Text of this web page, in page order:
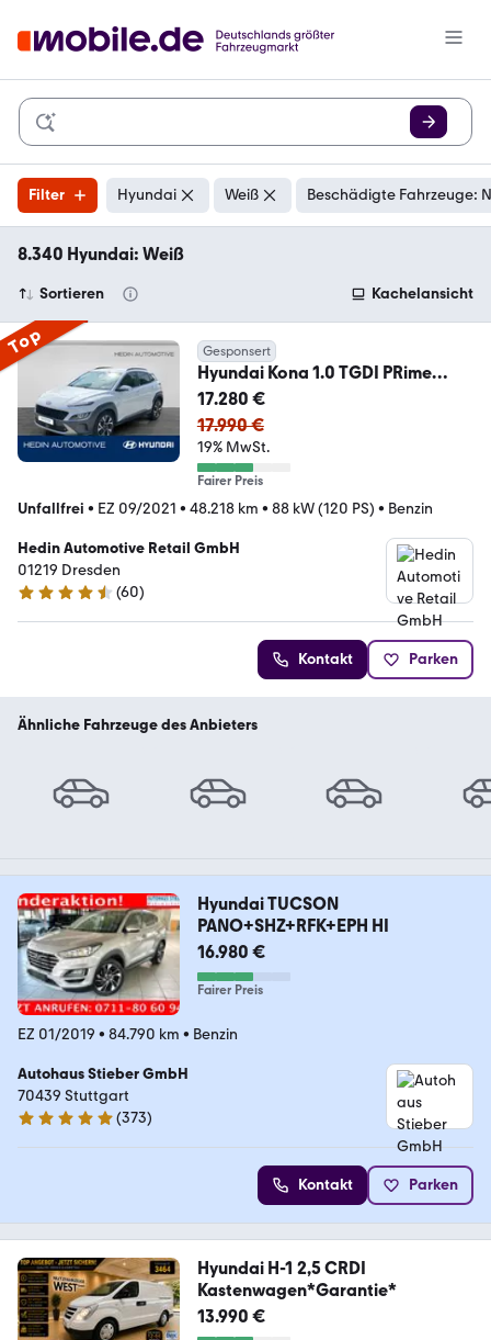
Filter Hyundai Weiß Beschädigte Fahrzeuge:
8.340 Hyundai: Weiß
Sortieren Kachelansicht
Top Gesponsert
Hyundai Kona 1.0 TGDI PRime
AMBIENTE|SHZ|HUD|KAM|KEYL|L
M
17.280 €
17.990 €
19% MwSt.
Fairer Preis
Unfallfrei • EZ 09/2021 • 48.218 km • 88 kW (120 PS) • Benzin
Hedin Automotive Retail GmbH
01219 Dresden
4.6 Sterne
(60)
Kontakt Parken
Ähnliche Fahrzeuge des Anbieters
Hyundai TUCSON
PANO+SHZ+RFK+EPH HI
16.980 €
Fairer Preis
EZ 01/2019 • 84.790 km • Benzin
Autohaus Stieber GmbH
70439 Stuttgart
4.9 Sterne
(373)
Kontakt Parken
Hyundai H-1 2,5 CRDI
Kastenwagen*Garantie*
13.990 €